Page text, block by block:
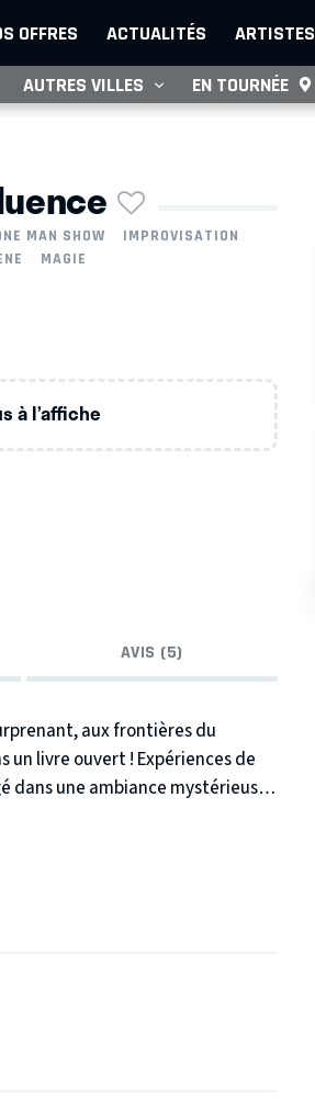
OFFRES ACTUALITÉS ARTISTES
AUTRES VILLES EN TOURNÉE
MAN SHOW
IMPROVISATION
MAGIE
à l’affiche
AVIS (5)
aux frontières du
un livre ouvert ! Expériences de
dans une ambiance mystérieuse,
du public, plusieurs
interactif où vous serez à la
par cette performance,
spectateurs conquis !